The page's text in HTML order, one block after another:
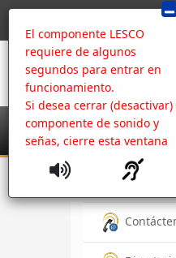
El componente LESCO
requiere de algunos
segundos para entrar en
funcionamiento.
Si desea cerrar (desactivar)
componente de sonido y
señas, cierre esta ventana
Inicio